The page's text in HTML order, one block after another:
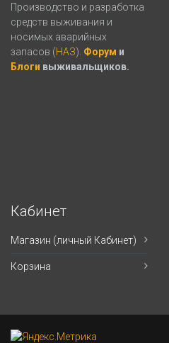
Производство и разработка
средств выживания и
носимых аварийных
запасов (НАЗ). Форум и
Блоги выживальщиков.
Кабинет
Магазин (личный Кабинет)
Корзина